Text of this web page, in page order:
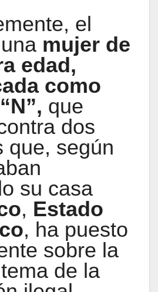
el
mujer de
edad,
como
que
dos
que, según
su casa
, Estado
, ha puesto
sobre la
de la